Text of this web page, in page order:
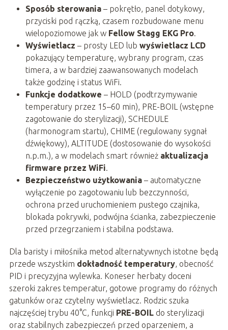
Sposób sterowania– pokrętło, panel dotykowy,
przyciski pod rączką, czasem rozbudowane menu
wielopoziomowe jak w Fellow Stagg EKG Pro.
Wyświetlacz – prosty LED lub wyświetlacz LCD
pokazujący temperaturę, wybrany program, czas
timera, a w bardziej zaawansowanych modelach
także godzinę i status WiFi.
Funkcje dodatkowe – HOLD (podtrzymywanie
temperatury przez 15–60 min), PRE-BOIL (wstępne
zagotowanie do sterylizacji), SCHEDULE
(harmonogram startu), CHIME (regulowany sygnał
dźwiękowy), ALTITUDE (dostosowanie do wysokości
n.p.m.), a w modelach smart również aktualizacja
firmware przez WiFi
Bezpieczeństwo użytkowania– automatyczne
wyłączenie po zagotowaniu lub bezczynności,
ochrona przed uruchomieniem pustego czajnika,
blokada pokrywki, podwójna ścianka, zabezpieczenie
przed przegrzaniem i stabilna podstawa.
Dla baristy i miłośnika metod alternatywnych istotne będą
przede wszystkim dokładność temperatury, obecność
PID i precyzyjna wylewka. Koneser herbaty doceni
szeroki zakres temperatur, gotowe programy do różnych
gatunków oraz czytelny wyświetlacz. Rodzic szuka
najczęściej trybu 40°C, funkcji PRE-BOILdo sterylizacji
oraz stabilnych zabezpieczeń przed oparzeniem, a